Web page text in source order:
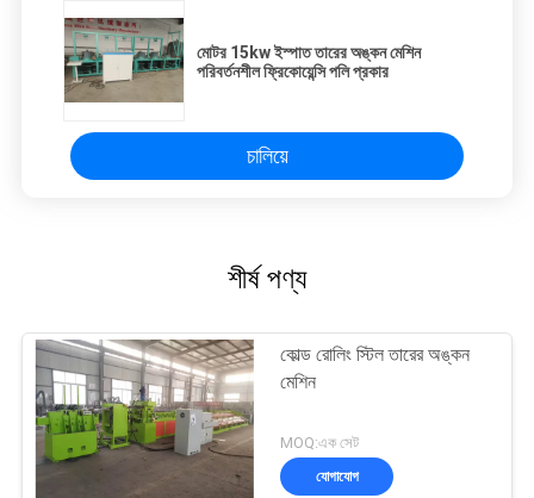
মোটর 15kw ইস্পাত তারের অঙ্কন মেশিন
পরিবর্তনশীল ফ্রিকোয়েন্সি পলি প্রকার
চালিয়ে
শীর্ষ পণ্য
কোল্ড রোলিং স্টিল তারের অঙ্কন
মেশিন
MOQ:এক সেট
যোগাযোগ